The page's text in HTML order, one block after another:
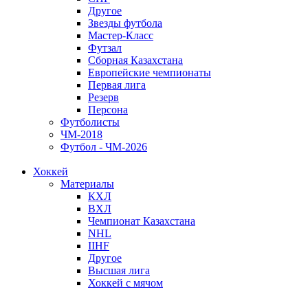
Другое
Звезды футбола
Мастер-Класс
Футзал
Сборная Казахстана
Европейские чемпионаты
Первая лига
Резерв
Персона
Футболисты
ЧМ-2018
Футбол - ЧМ-2026
Хоккей
Материалы
КХЛ
ВХЛ
Чемпионат Казахстана
NHL
IIHF
Другое
Высшая лига
Хоккей с мячом